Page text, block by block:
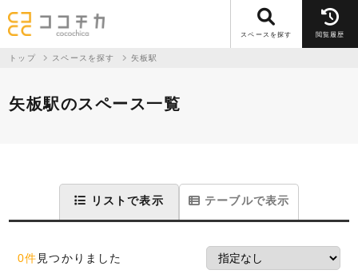
スペースを探す 閲覧履歴
トップ スペースを探す 矢板駅
矢板駅のスペース一覧
リストで表示 テーブルで表示
0件 見つかりました